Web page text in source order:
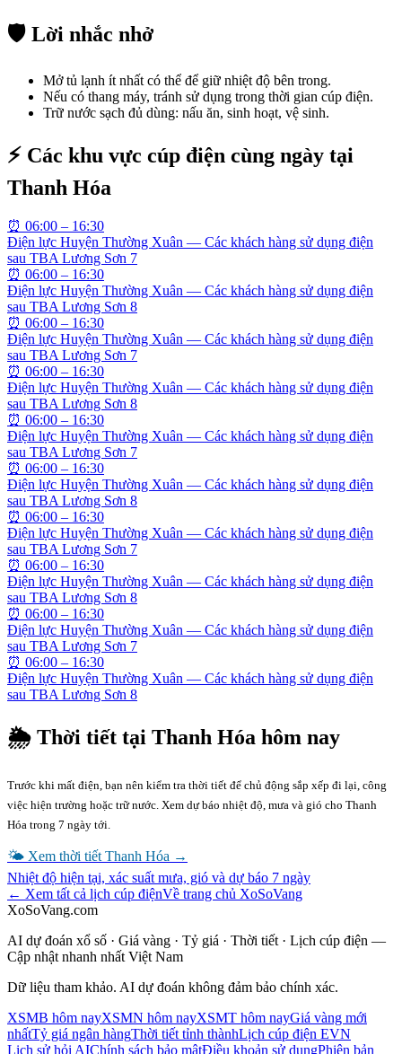
🛡️ Lời nhắc nhở
Mở tủ lạnh ít nhất có thể để giữ nhiệt độ bên trong.
Nếu có thang máy, tránh sử dụng trong thời gian cúp điện.
Trữ nước sạch đủ dùng: nấu ăn, sinh hoạt, vệ sinh.
⚡ Các khu vực cúp điện cùng ngày tại
Thanh Hóa
⏰ 06:00 – 16:30
Điện lực Huyện Thường Xuân — Các khách hàng sử dụng điện
sau TBA Lương Sơn 7
⏰ 06:00 – 16:30
Điện lực Huyện Thường Xuân — Các khách hàng sử dụng điện
sau TBA Lương Sơn 8
⏰ 06:00 – 16:30
Điện lực Huyện Thường Xuân — Các khách hàng sử dụng điện
sau TBA Lương Sơn 7
⏰ 06:00 – 16:30
Điện lực Huyện Thường Xuân — Các khách hàng sử dụng điện
sau TBA Lương Sơn 8
⏰ 06:00 – 16:30
Điện lực Huyện Thường Xuân — Các khách hàng sử dụng điện
sau TBA Lương Sơn 7
⏰ 06:00 – 16:30
Điện lực Huyện Thường Xuân — Các khách hàng sử dụng điện
sau TBA Lương Sơn 8
⏰ 06:00 – 16:30
Điện lực Huyện Thường Xuân — Các khách hàng sử dụng điện
sau TBA Lương Sơn 7
⏰ 06:00 – 16:30
Điện lực Huyện Thường Xuân — Các khách hàng sử dụng điện
sau TBA Lương Sơn 8
⏰ 06:00 – 16:30
Điện lực Huyện Thường Xuân — Các khách hàng sử dụng điện
sau TBA Lương Sơn 7
⏰ 06:00 – 16:30
Điện lực Huyện Thường Xuân — Các khách hàng sử dụng điện
sau TBA Lương Sơn 8
🌦 Thời tiết tại Thanh Hóa hôm nay
Trước khi mất điện, bạn nên kiểm tra thời tiết để chủ động sắp xếp đi lại, công
việc hiện trường hoặc trữ nước. Xem dự báo nhiệt độ, mưa và gió cho Thanh
Hóa trong 7 ngày tới.
🌤 Xem thời tiết Thanh Hóa →
Nhiệt độ hiện tại, xác suất mưa, gió và dự báo 7 ngày
← Xem tất cả lịch cúp điệnVề trang chủ XoSoVang
XoSoVang.com
AI dự đoán xổ số · Giá vàng · Tỷ giá · Thời tiết · Lịch cúp điện —
Cập nhật nhanh nhất Việt Nam
Dữ liệu tham khảo. AI dự đoán không đảm bảo chính xác.
XSMB hôm nayXSMN hôm nayXSMT hôm nayGiá vàng mới
nhấtTỷ giá ngân hàngThời tiết tỉnh thànhLịch cúp điện EVN
Lịch sử hỏi AIChính sách bảo mậtĐiều khoản sử dụngPhiên bản